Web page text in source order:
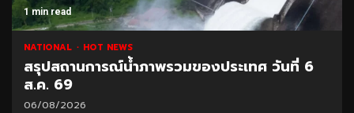
1 min read
NATIONAL HOT NEWS
สรุปสถานการณ์น้ำภาพรวมของประเทศ วันที่ 6
ส.ค. 69
06/08/2026